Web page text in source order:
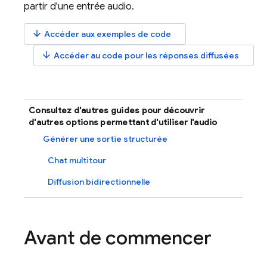
partir d'une entrée audio.
arrow_downward Accéder aux exemples de code
arrow_downward Accéder au code pour les réponses diffusées
Consultez d'autres guides pour découvrir
d'autres options permettant d'utiliser l'audio
Générer une sortie structurée
Chat multitour
Diffusion bidirectionnelle
Avant de commencer